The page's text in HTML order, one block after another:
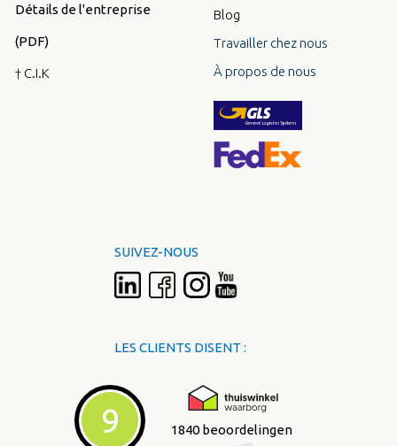
Détails de l'entreprise
(PDF)
† C.I.K
Blog
Travailler chez nous
À propos de nous
SUIVEZ-NOUS
LES CLIENTS DISENT :
9 1840 beoordelingen